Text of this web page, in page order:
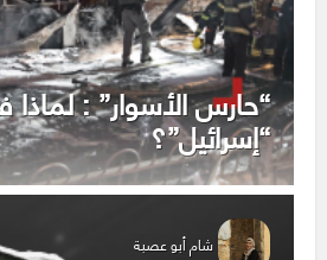
“حارس الأسوار” :
“إسرائيل”؟
شام أبو عصبة